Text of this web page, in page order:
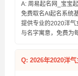
A: 周易起名网_宝宝
免费取名AI起名系统
提供专业的2020洋气
与名字寓意，免费为
Q: 2026年2020洋气